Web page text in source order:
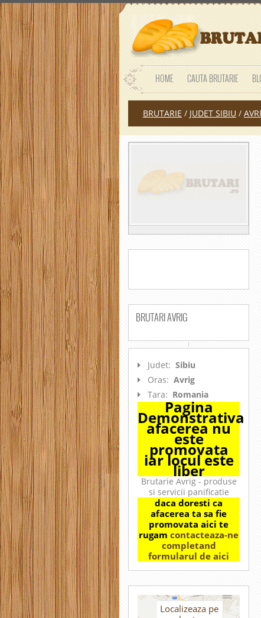
HOME CAUTA BRUTARIE
BRUTARIE / JUDET SIBIU /
BRUTARI AVRIG
Judet: Sibiu
Oras: Avrig
Tara: Romania
Pagina
Demonstrativa
afacerea nu
este
promovata
iar locul este
liber
Brutarie Avrig - produse
si servicii panificatie
daca doresti ca
afacerea ta sa fie
promovata aici te
rugam contacteaza-ne
completand
formularul de aici
Localizeaza pe